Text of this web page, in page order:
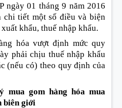
ngày 01 tháng 9 năm 2016
chi tiết một số điều và biện
khẩu, thuế nhập khẩu.
hóa vượt định mức quy
phải chịu thuế nhập khẩu
(nếu có) theo quy định của
mua gom hàng hóa mua
biên giới